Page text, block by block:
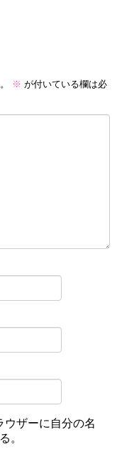
※ が付いている欄は必
ウザーに自分の名
。